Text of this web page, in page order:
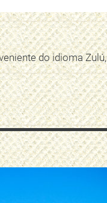
do idioma Zulú,